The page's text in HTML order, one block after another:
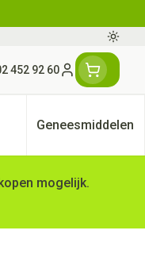
452 92 60
Klant menu
en EHBO categorie
voor Dieren
Geneesmiddelen
Toon
mogelijk.